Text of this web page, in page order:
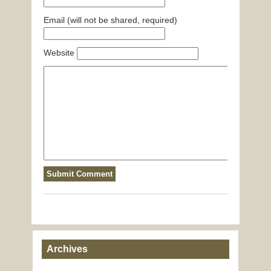
Email (will not be shared, required)
Website
Archives